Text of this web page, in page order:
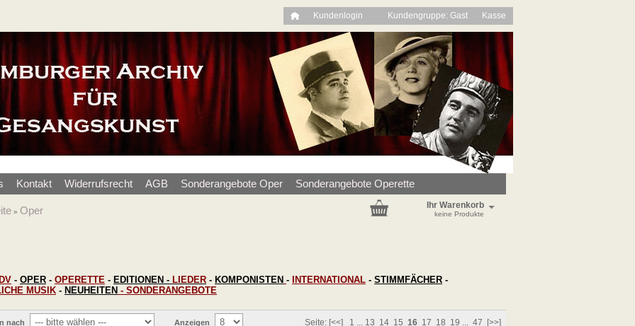
Kundenlogin Kundengruppe: Gast Kasse
Kontakt Widerrufsrecht AGB Sonderangebote Oper Sonderangebote Operette
» Oper Ihr Warenkorb
keine Produkte
- OPER - OPERETTE - EDITIONEN - LIEDER - KOMPONISTEN - INTERNATIONAL - STIMMFÄCHER -
MUSIK - NEUHEITEN - SONDERANGEBOTE
nach Anzeigen Seite: [<<] 1 ... 13 14 15 16 17 18 19 ... 47 [>>]